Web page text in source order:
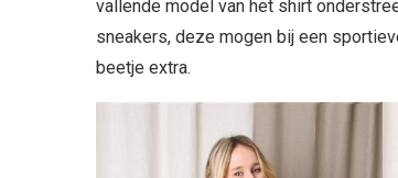
vallende model van het shirt
sneakers, deze mogen bij een
beetje extra.